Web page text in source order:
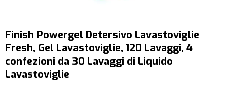
Finish Powergel Detersivo Lavastoviglie
Fresh, Gel Lavastoviglie, 120 Lavaggi, 4
confezioni da 30 Lavaggi di Liquido
Lavastoviglie